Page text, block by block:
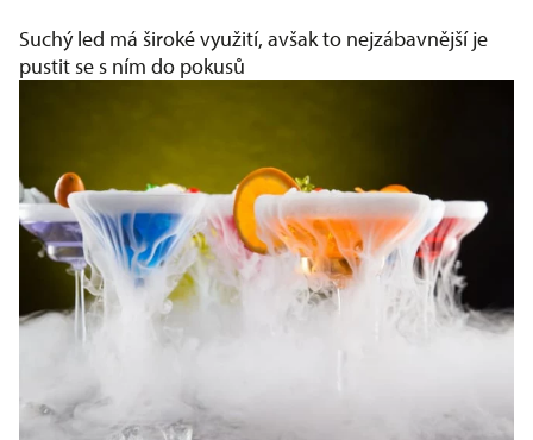
Suchý led má široké využití, avšak to nejzábavnější je
pustit se s ním do pokusů